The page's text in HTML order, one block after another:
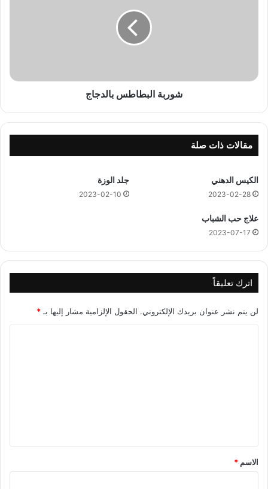
ط
ل
ج
ا
شوربة البطاطس بالدجاج
مقالات ذات صلة
الكيس الدهني
2023-02-28
جلد الوزة
2023-02-10
علاج حب الشباب
2023-07-17
اترك تعليقاً
لن يتم نشر عنوان بريدك الإلكتروني. الحقول الإلزامية مشار إليها بـ *
*
الاسم *